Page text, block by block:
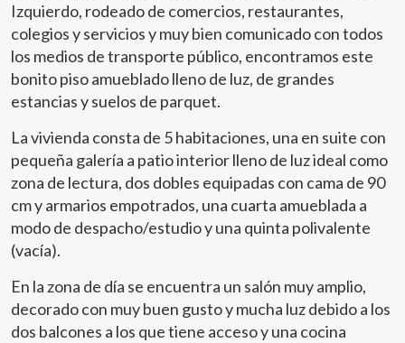
Izquierdo, rodeado de comercios, restaurantes,
colegios y servicios y muy bien comunicado con todos
los medios de transporte público, encontramos este
bonito piso amueblado lleno de luz, de grandes
estancias y suelos de parquet.
La vivienda consta de 5 habitaciones, una en suite con
pequeña galería a patio interior lleno de luz ideal como
zona de lectura, dos dobles equipadas con cama de 90
cm y armarios empotrados, una cuarta amueblada a
modo de despacho/estudio y una quinta polivalente
(vacía).
En la zona de día se encuentra un salón muy amplio,
decorado con muy buen gusto y mucha luz debido a los
dos balcones a los que tiene acceso y una cocina